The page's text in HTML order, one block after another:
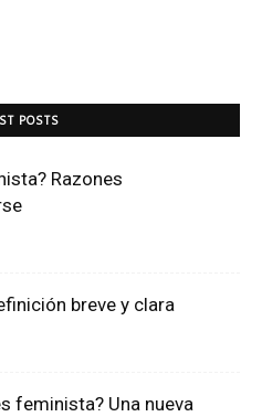
POSTS
Razones
breve y clara
feminista? Una nueva